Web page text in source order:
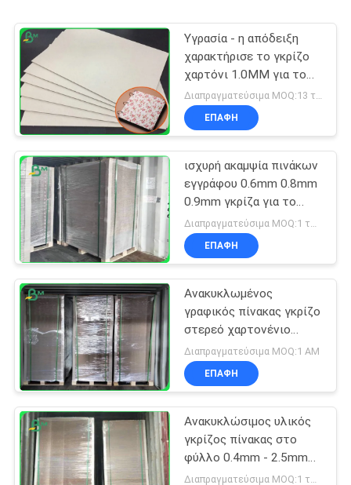
Υγρασία - η απόδειξη
χαρακτήρισε το γκρίζο
χαρτόνι 1.0MM για το
σημειωματάριο
Hardcover
Διαπραγματεύσιμα MOQ:13 τόνοι
ΕΠΑΦΉ
ισχυρή ακαμψία πινάκων
εγγράφου 0.6mm 0.8mm
0.9mm γκρίζα για το
φάκελλο αρχείων
Διαπραγματεύσιμα MOQ:1 τόνος για κοινό μέγεθος & 10 τόνους για το ειδικό μέγεθος
ΕΠΑΦΉ
Ανακυκλωμένος
γραφικός πίνακας γκρίζο
στερεό χαρτονένιο
1.6mm 70 X 100cm
Διαπραγματεύσιμα MOQ:1 ΑΜ
ΕΠΑΦΉ
Ανακυκλώσιμος υλικός
γκρίζος πίνακας στο
φύλλο 0.4mm - 2.5mm
για τους συνδέσμους